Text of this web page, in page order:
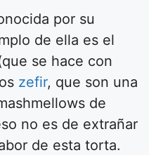
por su
de ella es el
se hace con
zefir, que son una
de
no es de extrañar
de esta torta.